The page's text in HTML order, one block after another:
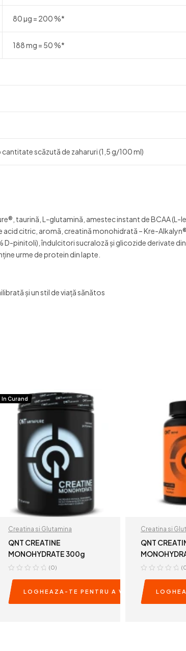
80 µg = 200 %*
188 mg = 50 %*
scăzută de zaharuri (1,5 g/100 ml)
taurină, L-glutamină, amestec instant de BCAA (L-
citric, aromă, creatină monohidrată – Kre-
pinitoli), îndulcitori sucraloză și glicozide derivate
urme de protein din lapte.
și un stil de viață sănătos
PRETURILE
In Curand
Creatina si Glutamina
QNT CREATINE
MONOHYDRATE 300g
(0)
LOGHEAZA-TE PENTRU A VEDEA PRETURILE
Creatina si
QNT
Tablete